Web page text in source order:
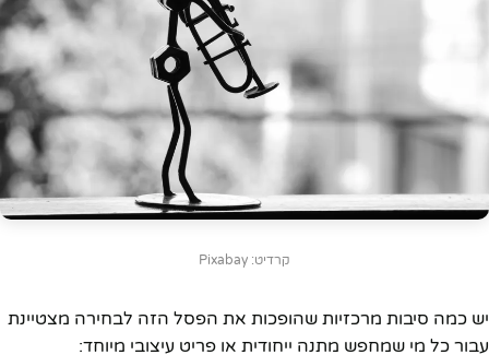
קרדיט: Pixabay
יש כמה סיבות מרכזיות שהופכות את הפסל הזה לבחירה מצטיינת
עבור כל מי שמחפש מתנה ייחודית או פריט עיצובי מיוחד: